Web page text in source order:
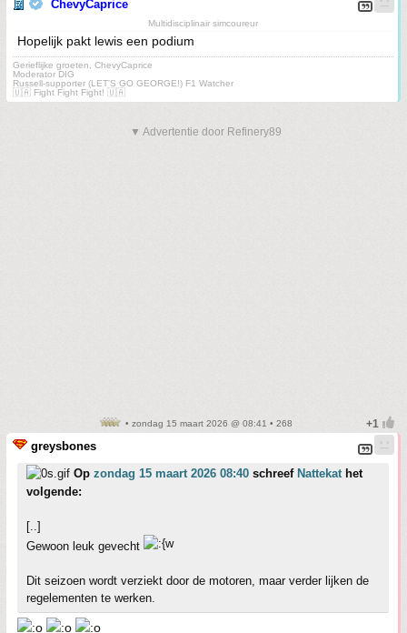
ChevyCaprice
Multidisciplinair simcoureur
Hopelijk pakt lewis een podium
Gerieflijke groeten, ChevyCaprice
Moderator DIG
Russell-supporter (LET'S GO GEORGE!) F1 Watcher
🇺🇦 Fight Fight Fight! 🇺🇦
▼ Advertentie door Refinery89
• zondag 15 maart 2026 @ 08:41 • 268
greysbones
Op zondag 15 maart 2026 08:40 schreef Nattekathet
volgende:
[..]
Gewoon leuk gevecht
Dit seizoen wordt verziekt door de motoren, maar verder lijken de
regelementen te werken.